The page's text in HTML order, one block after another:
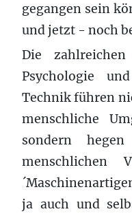
gegangen sein
und jetzt - noch
Die
Psychologie
Technik führen
menschliche
sondern
menschlichen
ja auch und